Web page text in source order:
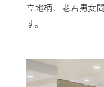
立地柄、老若男女
す。